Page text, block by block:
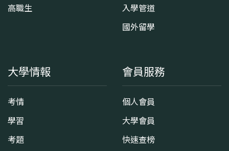
高職生
入學管道
國外留學
大學情報
考情
學習
考題
會員服務
個人會員
大學會員
快速查榜